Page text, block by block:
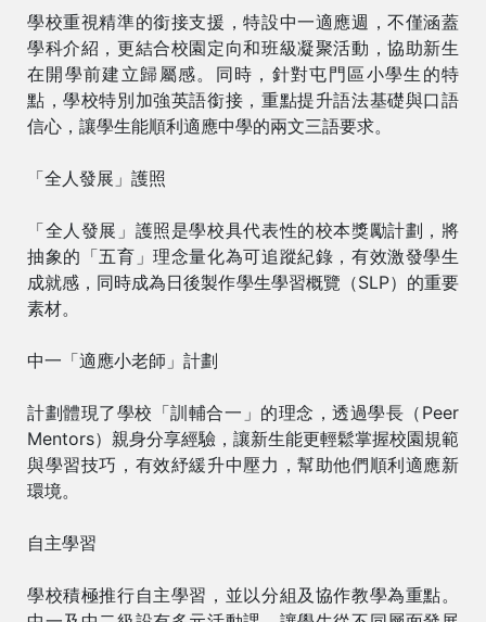
學校重視精準的銜接支援，特設中一適應週，不僅涵蓋
學科介紹，更結合校園定向和班級凝聚活動，協助新生
在開學前建立歸屬感。同時，針對屯門區小學生的特
點，學校特別加強英語銜接，重點提升語法基礎與口語
信心，讓學生能順利適應中學的兩文三語要求。
「全人發展」護照
「全人發展」護照是學校具代表性的校本獎勵計劃，將
抽象的「五育」理念量化為可追蹤紀錄，有效激發學生
成就感，同時成為日後製作學生學習概覽（SLP）的重要
素材。
中一「適應小老師」計劃
計劃體現了學校「訓輔合一」的理念，透過學長（Peer
Mentors）親身分享經驗，讓新生能更輕鬆掌握校園規範
與學習技巧，有效紓緩升中壓力，幫助他們順利適應新
環境。
自主學習
學校積極推行自主學習，並以分組及協作教學為重點。